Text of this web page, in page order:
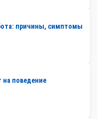
причины, симптомы
на поведение